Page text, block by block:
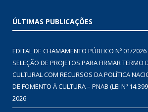
ÚLTIMAS PUBLICAÇÕES
EDITAL DE CHAMAMENTO PÚBLICO Nº 01/
SELEÇÃO DE PROJETOS PARA FIRMAR TERMO
CULTURAL COM RECURSOS DA POLÍTICA
DE FOMENTO À CULTURA – PNAB (LEI Nº
2026